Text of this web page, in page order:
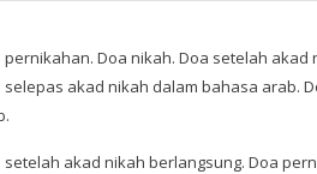
pernikahan. Doa nikah. Doa setelah
selepas akad nikah dalam bahasa arab.
setelah akad nikah berlangsung. Doa